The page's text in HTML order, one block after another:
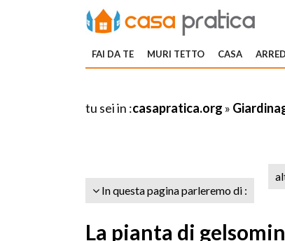
FAI DA TE MURI TETTO CASA
tu sei in :casapratica.org »
In questa pagina parleremo di :
La pianta di